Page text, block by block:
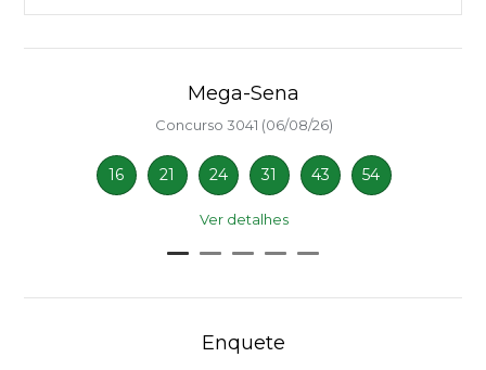
Mega-Sena
Concurso 3041 (06/08/26)
16 21 24 31 43 54
Ver detalhes
Enquete